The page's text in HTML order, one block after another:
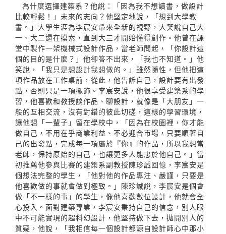
為什麼選擇建築系？他說：「因為我不想讀書，做設計
比較輕鬆！」未來的志向？他堅定地說，「想到大學教
書。」大學生涯為李宸安帶來全新的視野，大笑說自己大
一、大二還在摸索，直到大三才開始懂得創作。他曾在課
堂中製作一架機械式設計作品，當老師問起，「你設計這
個的目的是什麼？」他卻答不出來，「我也不知道。」他
笑說，「我只是想設計我想做的。」雖然隨性，但他把這
項作品放在工作桌前，從此，他告訴自己，設計要有出發
點，否則只是一項擺飾。李宸安說，他很享受建築系的學
習，他喜歡和教授談作品、聊設計，就像是「大朋友」一
般的互相交流，沒有對錯的彼此切磋，這樣的學習環境，
讓他想「一輩子」留在學校中，「因為在校園裡，你才能
做自己，不用在乎商業利益、不必迎合市場，只要順著自
己的出發點，完成每一項屬於『你』的作品，所以我想當
老師，保持原始的自己，也讓更多人能忠於他自己。」當
初推薦他參與比賽的建築系副教授陳珍誠回憶，李宸安是
個想法完整的學生，「他對他的作品專注、嚴謹，只要是
他喜歡做的事就會做到極致。」陳珍誠說，李宸安是個會
做「不一樣的事」的學生，像他喜歡數位設計，他就會全
心投入。面對建築專業，李宸安秉持自己的信念，別人眼
中不可能實現的超科幻設計，他堅持做下去，拋開別人的
質疑，他說，「我相信每一個設計都源自設計師心中那小